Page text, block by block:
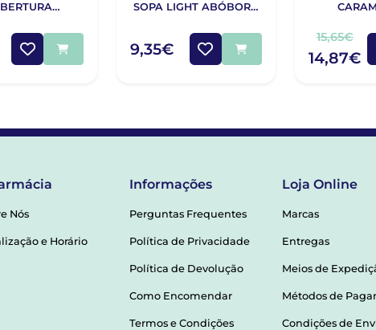
SOPA LIGHT ABÓBORA
9,35€
15,65€
14,87€
Nós
e Horário
Informações
Perguntas Frequentes
Política de Privacidade
Política de Devolução
Como Encomendar
Termos e Condições
Loja Online
Marcas
Entregas
Meios de
Métodos de
Condições de